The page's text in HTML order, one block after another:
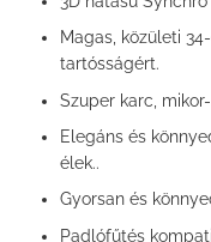
Magas, közületi
tartósságért.
Szuper karc,
Elegáns és
élek..
Gyorsan és
Padlófűtés